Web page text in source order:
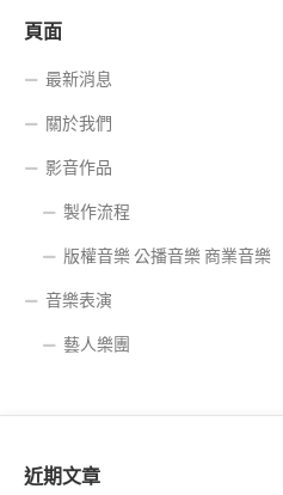
頁面
最新消息
關於我們
影音作品
製作流程
版權音樂 公播音樂 商業音樂
音樂表演
藝人樂團
近期文章